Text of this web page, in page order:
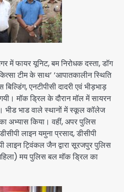
में फायर यूनिट, बम निरोधक दस्ता, डॉग
टीम के साथ’ ’आपातकालीन स्थिति
एनटीपीसी दादरी एवं भीड़भाड़
मॉक ड्रिल के दौरान मॉल में सायरन
भीड भाड वाले स्थानों में स्कूल कॉलेज
अभ्यास किया। वहीं, अपर पुलिस
लाइन यमुना प्रसाद, डीसीपी
लाइन ट्विंकल जैन द्वारा सूरजपुर पुलिस
मय पुलिस बल मॉक ड्रिल का